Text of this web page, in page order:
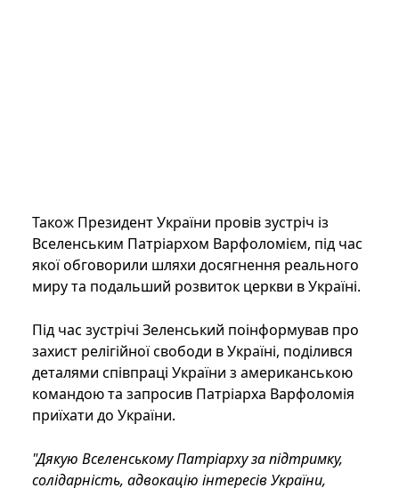
Також Президент України провів зустріч із
Вселенським Патріархом Варфоломієм, під час
якої обговорили шляхи досягнення реального
миру та подальший розвиток церкви в Україні.
Під час зустрічі Зеленський поінформував про
захист релігійної свободи в Україні, поділився
деталями співпраці України з американською
командою та запросив Патріарха Варфоломія
приїхати до України.
"Дякую Вселенському Патріарху за підтримку,
солідарність, адвокацію інтересів України,